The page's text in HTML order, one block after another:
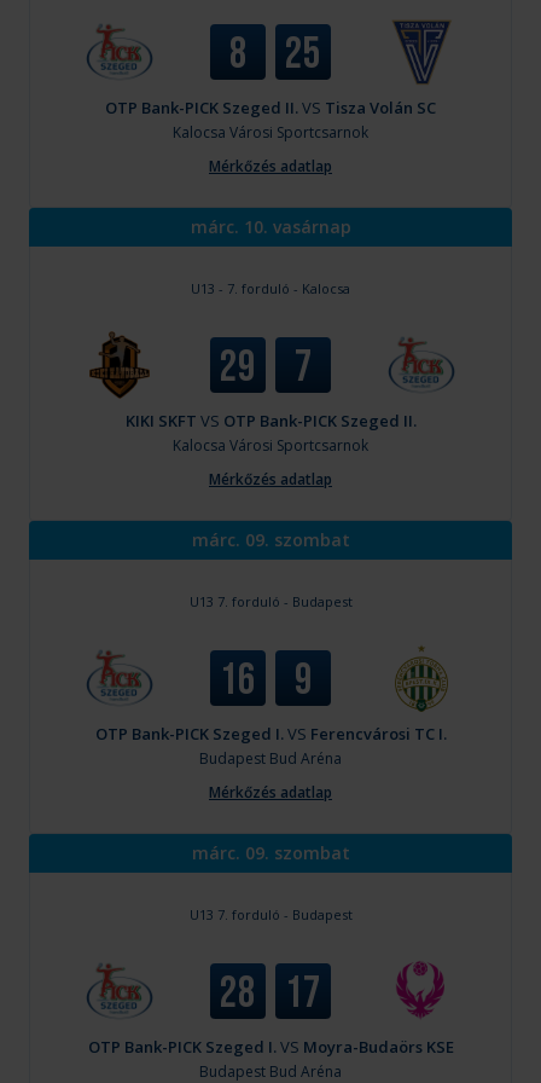
8 25
OTP Bank-PICK Szeged II.VS Tisza Volán SC
Kalocsa Városi Sportcsarnok
Mérkőzés adatlap
márc. 10. vasárnap
U13 - 7. forduló - Kalocsa
29 7
KIKI SKFT VS OTP Bank-PICK Szeged II.
Kalocsa Városi Sportcsarnok
Mérkőzés adatlap
márc. 09. szombat
U13 7. forduló - Budapest
16 9
OTP Bank-PICK Szeged I.VS Ferencvárosi TC I.
Budapest Bud Aréna
Mérkőzés adatlap
márc. 09. szombat
U13 7. forduló - Budapest
28 17
OTP Bank-PICK Szeged I.VS Moyra-Budaörs KSE
Budapest Bud Aréna